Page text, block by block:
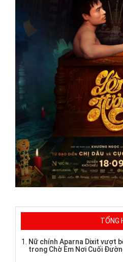
TỔNG
Nữ chính Aparna Dixit vượt
trong Chờ Em Nơi Cuối